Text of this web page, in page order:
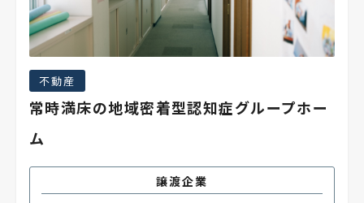
不動産
常時満床の地域密着型認知症グループホー
ム
譲渡企業